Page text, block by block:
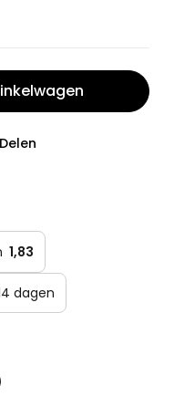
Delen
1,83
dagen